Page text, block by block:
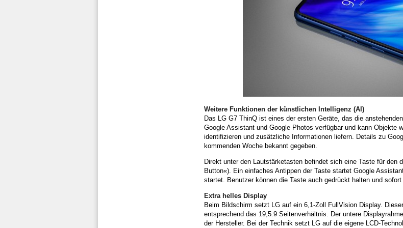
Weitere Funktionen der künstlichen Intelligenz (AI)
Das LG G7 ThinQ ist eines der ersten Geräte, das die
Google Assistant und Google Photos verfügbar und kann Objekte
identifizieren und zusätzliche Informationen liefern. Details zu
kommenden Woche bekannt gegeben.
Direkt unter den Lautstärketasten befindet sich eine Taste für
Button«). Ein einfaches Antippen der Taste startet Google
startet. Benutzer können die Taste auch gedrückt halten und
Extra helles Display
Beim Bildschirm setzt LG auf ein 6,1-Zoll FullVision Display.
entsprechend das 19,5:9 Seitenverhältnis. Der untere
der Hersteller. Bei der Technik setzt LG auf die eigene LCD-